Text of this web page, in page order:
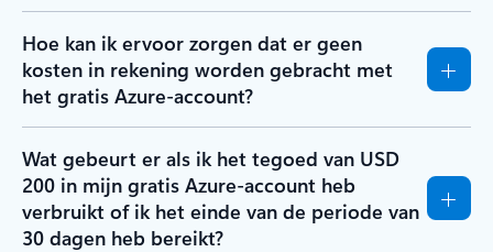
Hoe kan ik ervoor zorgen dat er geen
kosten in rekening worden gebracht met
het gratis Azure-account?
Wat gebeurt er als ik het tegoed van USD
200 in mijn gratis Azure-account heb
verbruikt of ik het einde van de periode van
30 dagen heb bereikt?